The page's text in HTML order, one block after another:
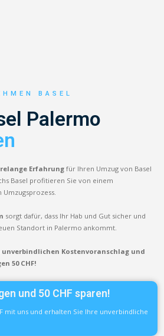
BASEL
Palermo
Erfahrung für Ihren Umzug von Basel
Basel profitieren Sie von einem
sorgt dafür, dass Ihr Hab und Gut sicher und
Standort in Palermo ankommt.
Kostenvoranschlag und
50 CHF!
und 50 CHF sparen!
mit uns und erhalten Sie Ihre unverbindliche